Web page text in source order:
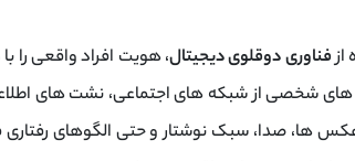
ازفناوری دوقلوی دیجیتال، هویت افراد واقعی را
های شخصی از شبکه ‌های اجتماعی، نشت ‌های
‌ها، صدا، سبک نوشتار و حتی الگوهای